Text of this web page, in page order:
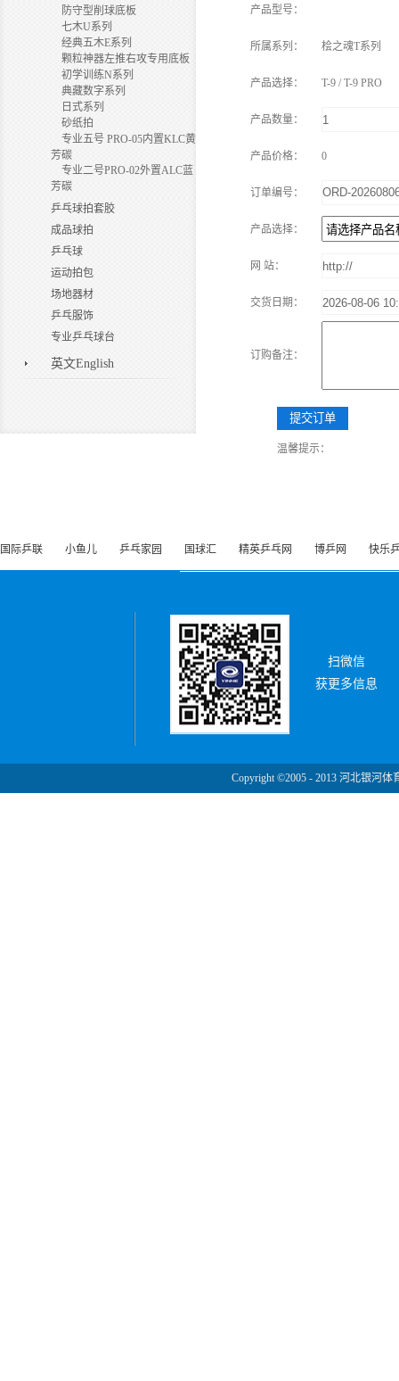
防守型削球底板
七木U系列
经典五木E系列
颗粒神器左推右攻专用底板
初学训练N系列
典藏数字系列
日式系列
砂纸拍
专业五号 PRO-05内置KLC黄
芳碳
专业二号PRO-02外置ALC蓝
芳碳
乒乓球拍套胶
成品球拍
乒乓球
运动拍包
场地器材
乒乓服饰
专业乒乓球台
英文English
产品型号：
所属系列： 桧之魂T系列
产品选择： T-9 / T-9 PRO
产品数量：
产品价格： 0
订单编号：
产品选择：
网 站：
交货日期：
订购备注：
温馨提示：
国际乒联 小鱼儿 乒乓家园 国球汇 精英乒乓网 博乒网 快乐
扫微信
获更多信息
Copyright ©2005 - 2013 河北银河体